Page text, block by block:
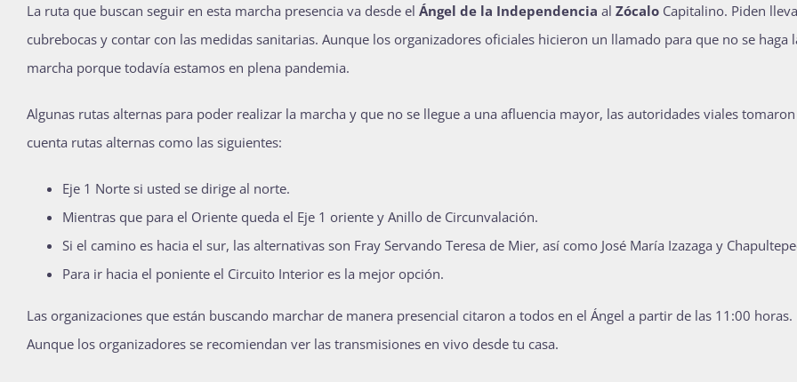
La ruta que buscan seguir en esta marcha presencia va desde el Ángel de la Independencia al Zócalo Capitalino. Piden
cubrebocas y contar con las medidas sanitarias. Aunque los organizadores oficiales hicieron un llamado para que no se haga
marcha porque todavía estamos en plena pandemia.
Algunas rutas alternas para poder realizar la marcha y que no se llegue a una afluencia mayor, las autoridades viales
cuenta rutas alternas como las siguientes:
Eje 1 Norte si usted se dirige al norte.
Mientras que para el Oriente queda el Eje 1 oriente y Anillo de Circunvalación.
Si el camino es hacia el sur, las alternativas son Fray Servando Teresa de Mier, así como José María Izazaga y
Para ir hacia el poniente el Circuito Interior es la mejor opción.
Las organizaciones que están buscando marchar de manera presencial citaron a todos en el Ángel a partir de las 11:00 horas.
Aunque los organizadores se recomiendan ver las transmisiones en vivo desde tu casa.